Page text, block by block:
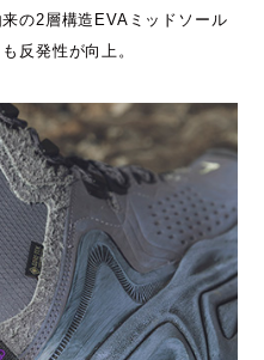
の2層構造EVAミッドソール
反発性が向上。